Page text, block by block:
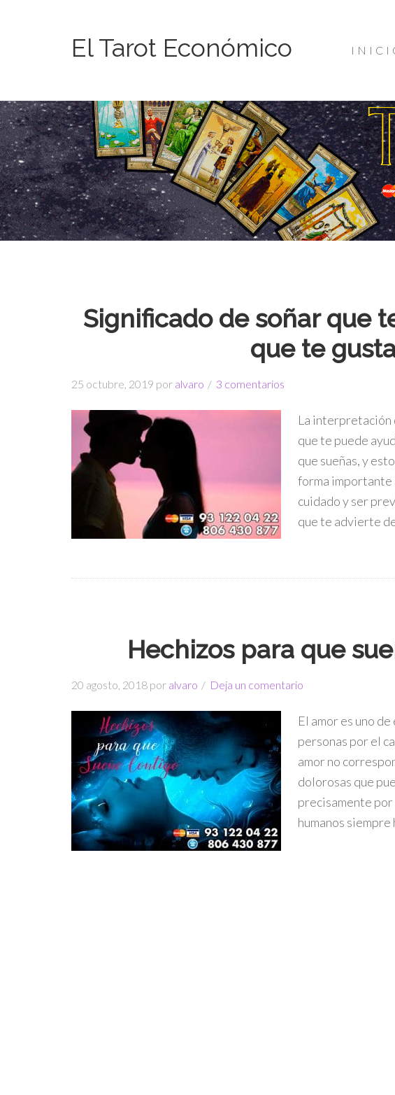
El Tarot Económico
Significado de soñar que
que te
25 octubre, 2019 por alvaro 3 comentarios
La interpretación
que te puede
que sueñas, y
forma importante
cuidado y ser
que te advierte
Hechizos para que
20 agosto, 2018 por alvaro Deja un comentario
El amor es uno
personas por el
amor no
dolorosas que
precisamente
humanos